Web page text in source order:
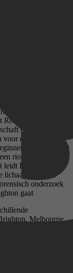
van zijn leven:
zijn mislukte leven
te
Grace-serie van
zijn. 'Wie
zijn omgeving
hij een paar uur
gepland. Te
Towers, op de
Wilson de
hem een alibi
eeuwig achter
Vijf jaar later
rioolput in
Roy Grace
lichaam op in de
onderzoek
gaat
Melbourne
ter wereld.